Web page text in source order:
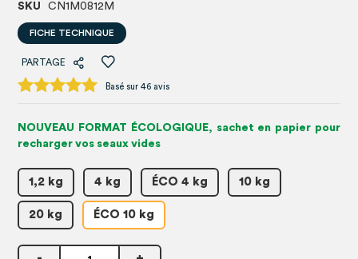
SKU CN1M0812M
FICHE TECHNIQUE
PARTAGE
Basé sur 46 avis
NOUVEAU FORMAT ÉCOLOGIQUE, sachet en papier pour
recharger vos seaux vides
1,2 kg 4 kg ÉCO 4 kg 10 kg
20 kg ÉCO 10 kg